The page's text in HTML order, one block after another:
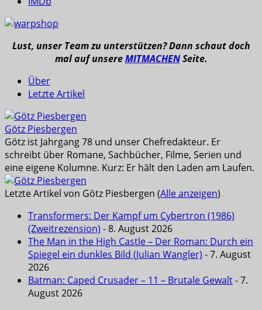
Lust, unser Team zu unterstützen? Dann schaut doch
mal auf unsereMITMACHENSeite.
Über
Letzte Artikel
Götz Piesbergen
Götz ist Jahrgang 78 und unser Chefredakteur. Er
schreibt über Romane, Sachbücher, Filme, Serien und
eine eigene Kolumne. Kurz: Er hält den Laden am Laufen.
Letzte Artikel von Götz Piesbergen (Alle anzeigen)
Transformers: Der Kampf um Cybertron (1986)
(Zweitrezension) - 8. August 2026
The Man in the High Castle – Der Roman: Durch ein
Spiegel ein dunkles Bild (Julian Wangler) - 7. August
2026
Batman: Caped Crusader – 11 – Brutale Gewalt- 7.
August 2026